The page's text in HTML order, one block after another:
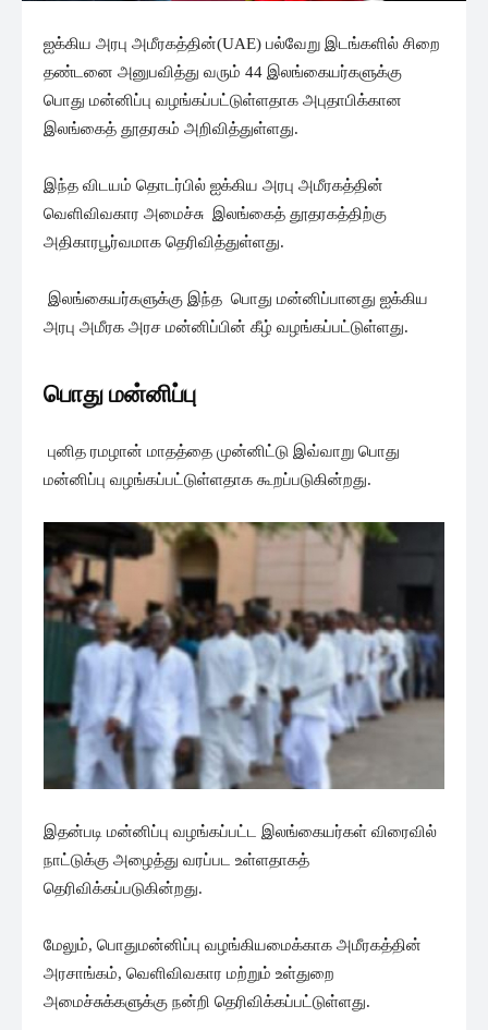
ஐக்கிய அரபு அமீரகத்தின்(UAE) பல்வேறு இடங்களில் சிறை
தண்டனை அனுபவித்து வரும் 44 இலங்கையர்களுக்கு
பொது மன்னிப்பு வழங்கப்பட்டுள்ளதாக அபுதாபிக்கான
இலங்கைத் தூதரகம் அறிவித்துள்ளது.
இந்த விடயம் தொடர்பில் ஐக்கிய அரபு அமீரகத்தின்
வெளிவிவகார அமைச்சு இலங்கைத் தூதரகத்திற்கு
அதிகாரபூர்வமாக தெரிவித்துள்ளது.
இலங்கையர்களுக்கு இந்த பொது மன்னிப்பானது ஐக்கிய
அரபு அமீரக அரச மன்னிப்பின் கீழ் வழங்கப்பட்டுள்ளது.
பொது மன்னிப்பு
புனித ரமழான் மாதத்தை முன்னிட்டு இவ்வாறு பொது
மன்னிப்பு வழங்கப்பட்டுள்ளதாக கூறப்படுகின்றது.
இதன்படி மன்னிப்பு வழங்கப்பட்ட இலங்கையர்கள் விரைவில்
நாட்டுக்கு அழைத்து வரப்பட உள்ளதாகத்
தெரிவிக்கப்படுகின்றது.
மேலும், பொதுமன்னிப்பு வழங்கியமைக்காக அமீரகத்தின்
அரசாங்கம், வெளிவிவகார மற்றும் உள்துறை
அமைச்சுக்களுக்கு நன்றி தெரிவிக்கப்பட்டுள்ளது.